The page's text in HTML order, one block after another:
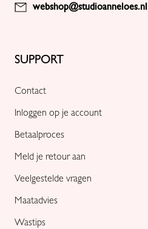
SUPPORT
Contact
Inloggen op je account
Betaalproces
Meld je retour aan
Veelgestelde vragen
Maatadvies
Wastips
webshop@studioanneloes.nl